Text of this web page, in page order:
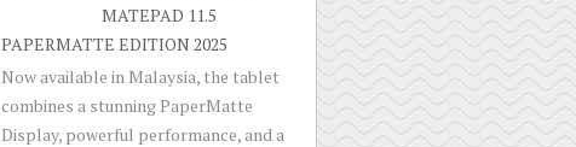
MATEPAD 11.5
PAPERMATTE EDITION 2025
Now available in Malaysia, the tablet
combines a stunning PaperMatte
Display, powerful performance, and a